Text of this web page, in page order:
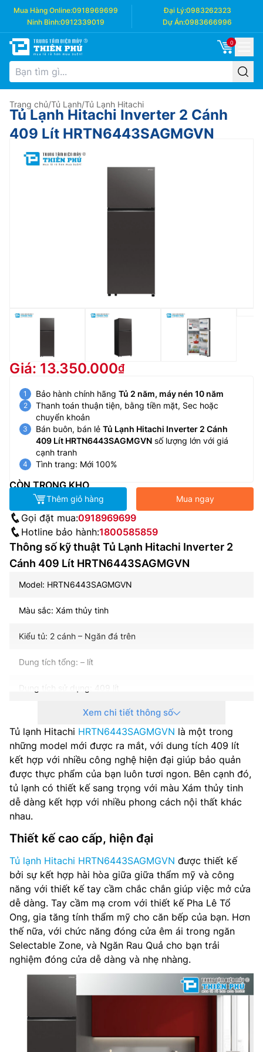
Mua Hàng Online:0918969699 Đại Lý:0983262323
Ninh Bình:0912339019 Dự Án:0983666996
0
Trang chủ/Tủ Lạnh/Tủ Lạnh Hitachi
Tủ Lạnh Hitachi Inverter 2 Cánh
409 Lít HRTN6443SAGMGVN
Giá: 13.350.000
Bảo hành chính hãng Tủ 2 năm, máy nén 10 năm
Thanh toán thuận tiện, bằng tiền mặt, Sec hoặc
chuyển khoản
Bán buôn, bán lẻ Tủ Lạnh Hitachi Inverter 2 Cánh
409 Lít HRTN6443SAGMGVN số lượng lớn với giá
cạnh tranh
Tình trang: Mới 100%
CÒN TRONG KHO
Thêm giỏ hàng Mua ngay
Gọi đặt mua:0918969699
Hotline bảo hành:1800585859
Thông số kỹ thuật Tủ Lạnh Hitachi Inverter 2
Cánh 409 Lít HRTN6443SAGMGVN
Model: HRTN6443SAGMGVN
Màu sắc: Xám thủy tinh
Kiểu tủ: 2 cánh – Ngăn đá trên
Dung tích tổng: – lít
Dung tích sử dụng: 409 lít
Dung tích năng đá: 94 lít
Dung tích năng mát: 315 lít
Công nghệ inverter: Inverter
Công suất tiêu thụ công bố theo TCVN: – kWh/năm
Lấy nước bên ngoài: Không
Làm đá tự động: Có
Ngăn chuyển đổi linh hoạt: Có
Chất liệu cửa tủ: Kim loại
Công nghệ làm lạnh: Làm Lạnh Vòng Cung Dual Sense
Điều khiển: Điện tử bên trong tủ
Công nghệ khử mùi, diệt khuẩn: Bộ lọc Tripple Power
Nguồn điện: 220-240V, 50-60Hz
Kích thước tủ(RxCxS): 660 x 1800 x 720 mm
Xem chi tiết thông số
Tủ lạnh Hitachi HRTN6443SAGMGVN là một trong
những model mới được ra mắt, với dung tích 409 lít
kết hợp với nhiều công nghệ hiện đại giúp bảo quản
được thực phẩm của bạn luôn tươi ngon. Bên cạnh đó,
tủ lạnh có thiết kế sang trọng với màu Xám thủy tinh
dễ dàng kết hợp với nhiều phong cách nội thất khác
nhau.
Thiết kế cao cấp, hiện đại
Tủ lạnh Hitachi HRTN6443SAGMGVN được thiết kế
bởi sự kết hợp hài hòa giữa giữa thẩm mỹ và công
năng với thiết kế tay cầm chắc chắn giúp việc mở cửa
dễ dàng. Tay cầm mạ crom với thiết kế Pha Lê Tổ
Ong, gia tăng tính thẩm mỹ cho căn bếp của bạn. Hơn
thế nữa, với chức năng đóng cửa êm ái trong ngăn
Selectable Zone, và Ngăn Rau Quả cho bạn trải
nghiệm đóng cửa dễ dàng và nhẹ nhàng.